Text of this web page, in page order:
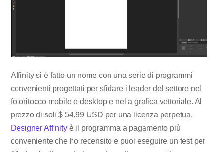
Affinity si è fatto un nome con una serie di programmi
convenienti progettati per sfidare i leader del settore nel
fotoritocco mobile e desktop e nella grafica vettoriale. Al
prezzo di soli $ 54.99 USD per una licenza perpetua,
Designer Affinity è il programma a pagamento più
conveniente che ho recensito e puoi eseguire un test per